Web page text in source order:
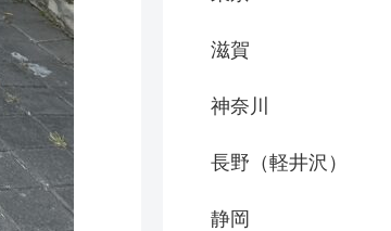
滋賀
神奈川
長野（軽井沢）
静岡